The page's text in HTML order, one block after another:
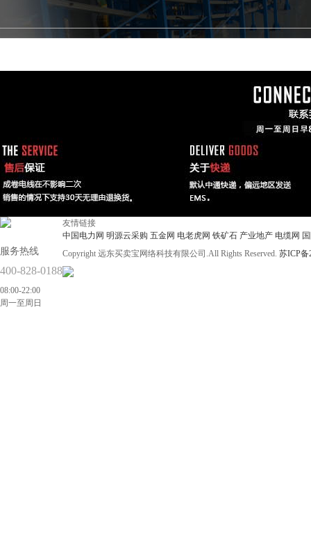
服务热线
400-828-0188
08:00-22:00
周一至周日
友情链接
中国电力网 明源云采购 五金网 电老虎网 铁矿石 产业地产 电缆网
Copyright 远东买卖宝网络科技有限公司.All Rights Reserved. 苏ICP备